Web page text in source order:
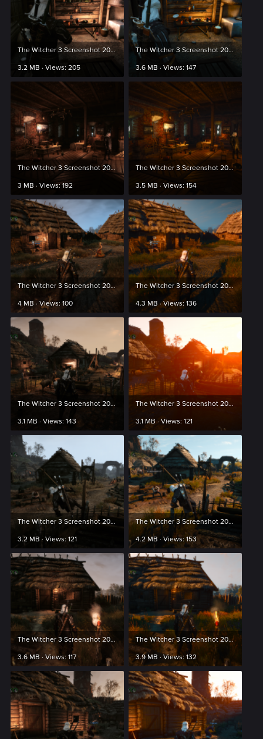
The Witcher 3 Screenshot 2024.03.20 - 01.11.40.20.png
3.2 MB · Views: 205
The Witcher 3 Screenshot 2024.03.20 - 01.11.03.28.png
3.6 MB · Views: 147
The Witcher 3 Screenshot 2024.03.20 - 01.20.24.29.png
3 MB · Views: 192
The Witcher 3 Screenshot 2024.03.20 - 01.20.38.26.png
3.5 MB · Views: 154
The Witcher 3 Screenshot 2024.03.20 - 00.43.00.58.png
4 MB · Views: 100
The Witcher 3 Screenshot 2024.03.20 - 00.43.09.04.png
4.3 MB · Views: 136
The Witcher 3 Screenshot 2024.03.20 - 00.43.56.69.png
3.1 MB · Views: 143
The Witcher 3 Screenshot 2024.03.20 - 00.44.01.65.png
3.1 MB · Views: 121
The Witcher 3 Screenshot 2024.03.20 - 00.45.13.76.png
3.2 MB · Views: 121
The Witcher 3 Screenshot 2024.03.20 - 00.45.22.92.png
4.2 MB · Views: 153
The Witcher 3 Screenshot 2024.03.20 - 00.47.23.01.png
3.6 MB · Views: 117
The Witcher 3 Screenshot 2024.03.20 - 00.47.27.54.png
3.9 MB · Views: 132